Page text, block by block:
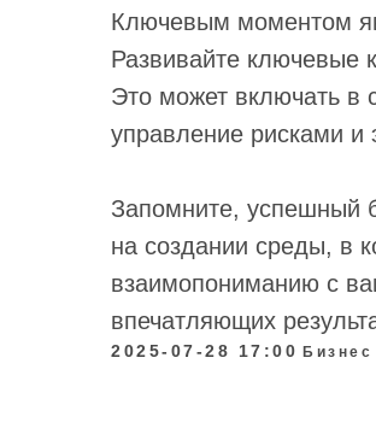
Ключевым моментом
Развивайте ключевые
Это может включать в
управление рисками и
Запомните, успешный
на создании среды, в
взаимопониманию с
впечатляющих
2025-07-28 17:00 Бизнес